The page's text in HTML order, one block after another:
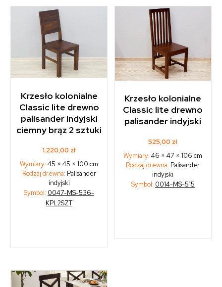
Krzesło kolonialne
Classic lite drewno
palisander indyjski
ciemny brąz 2 sztuki
1.220,00 zł
Wymiary:45 × 45 × 100 cm
Rodzaj drewna: Palisander
indyjski
Symbol: 0047-MS-536-
KPL2SZT
Krzesło kolonialne
Classic lite drewno
palisander indyjski
525,00 zł
Wymiary:46 × 47 × 106 cm
Rodzaj drewna: Palisander
indyjski
Symbol: 0014-MS-515